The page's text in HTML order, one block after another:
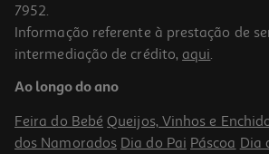
7952.
Informação referente à prestação de
intermediação de crédito, aqui.
Ao longo do ano
Feira do Bebé Queijos, Vinhos e
dos Namorados Dia do Pai Páscoa Dia